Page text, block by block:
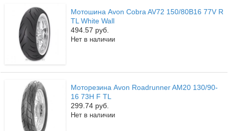
Мотошина Avon Cobra AV72 150/80B16 77V R
TL White Wall
494.57 руб.
Нет в наличии
Моторезина Avon Roadrunner AM20 130/90-
16 73H F TL
299.74 руб.
Нет в наличии